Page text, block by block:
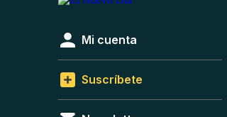
Mi cuenta
Suscríbete